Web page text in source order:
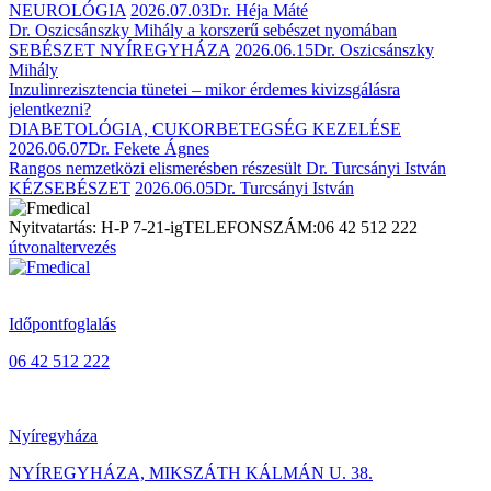
NEUROLÓGIA 2026.07.03Dr. Héja Máté
Dr. Oszicsánszky Mihály a korszerű sebészet nyomában
SEBÉSZET NYÍREGYHÁZA 2026.06.15Dr. Oszicsánszky
Mihály
Inzulinrezisztencia tünetei – mikor érdemes kivizsgálásra
jelentkezni?
DIABETOLÓGIA, CUKORBETEGSÉG KEZELÉSE
2026.06.07Dr. Fekete Ágnes
Rangos nemzetközi elismerésben részesült Dr. Turcsányi István
KÉZSEBÉSZET 2026.06.05Dr. Turcsányi István
Nyitvatartás: H-P 7-21-igTELEFONSZÁM:06 42 512 222
útvonaltervezés
Időpontfoglalás
06 42 512 222
Nyíregyháza
NYÍREGYHÁZA, MIKSZÁTH KÁLMÁN U. 38.